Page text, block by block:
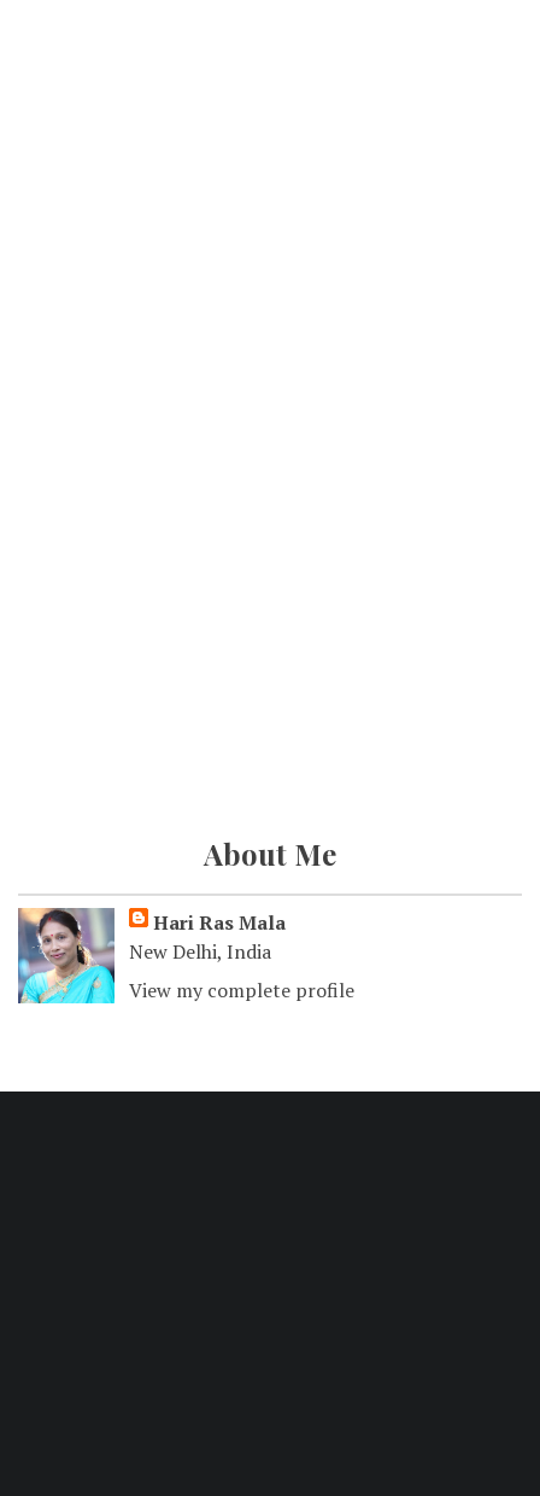
About Me
Hari Ras Mala
New Delhi, India
View my complete profile